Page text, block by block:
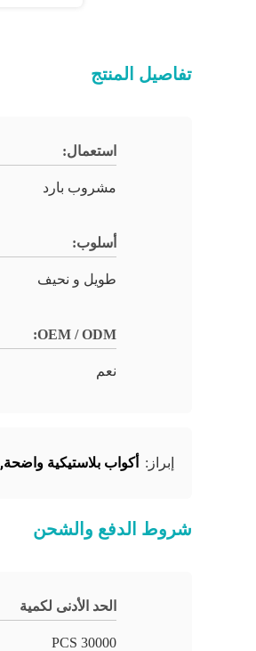
تفاصيل المنتج
استعمال:
مشروب بارد
أسلوب:
طويل و نحيف
OEM / ODM:
نعم
إبراز: أكواب بلاستيكية واضحة,
شروط الدفع والشحن
الحد الأدنى لكمية
30000 PCS